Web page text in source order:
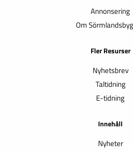
Annonsering
Om
Fler Resurser
Nyhetsbrev
Taltidning
E-tidning
Innehåll
Nyheter